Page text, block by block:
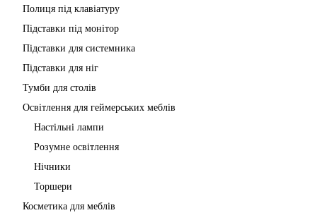
Полиця під клавіатуру
Підставки під монітор
Підставки для системника
Підставки для ніг
Тумби для столів
Освітлення для геймерських меблів
Настільні лампи
Розумне освітлення
Нічники
Торшери
Косметика для меблів